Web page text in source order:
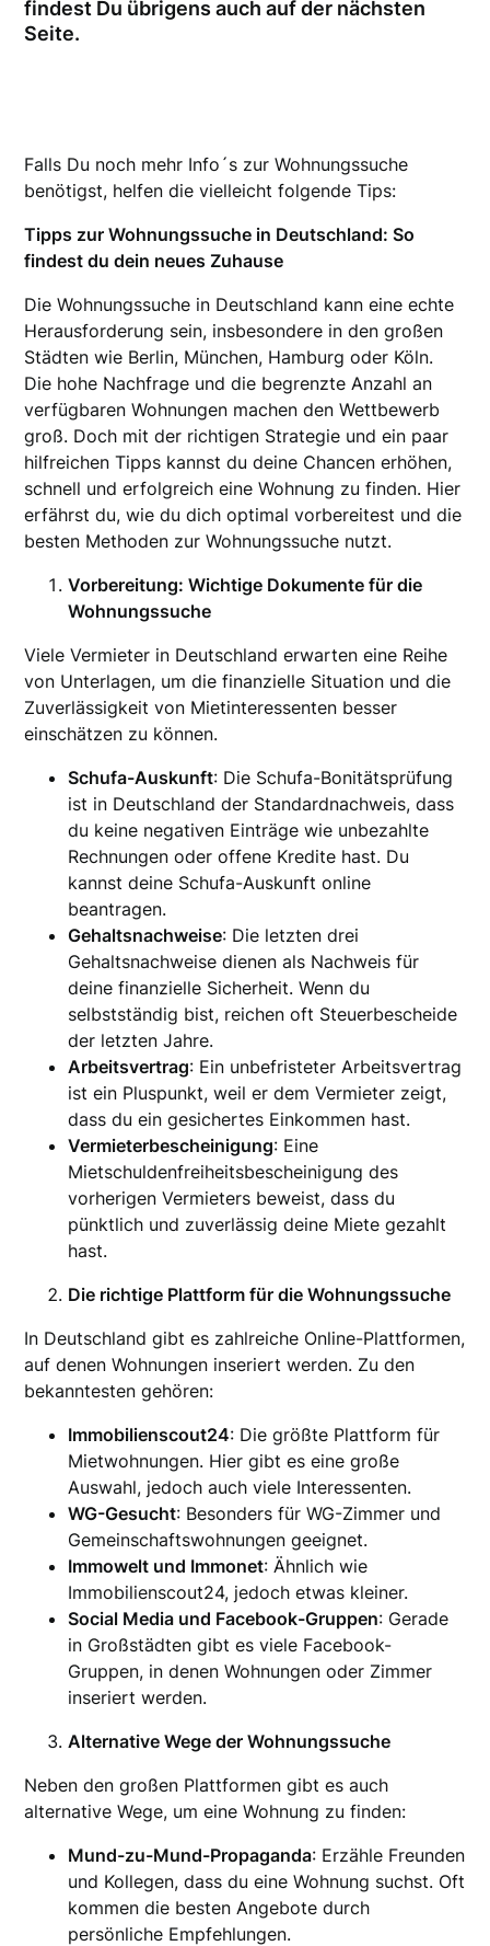
findest Du übrigens auch auf der nächsten
Seite.
Falls Du noch mehr Info´s zur Wohnungssuche
benötigst, helfen die vielleicht folgende Tips:
Tipps zur Wohnungssuche in Deutschland: So
findest du dein neues Zuhause
Die Wohnungssuche in Deutschland kann eine echte
Herausforderung sein, insbesondere in den großen
Städten wie Berlin, München, Hamburg oder Köln.
Die hohe Nachfrage und die begrenzte Anzahl an
verfügbaren Wohnungen machen den Wettbewerb
groß. Doch mit der richtigen Strategie und ein paar
hilfreichen Tipps kannst du deine Chancen erhöhen,
schnell und erfolgreich eine Wohnung zu finden. Hier
erfährst du, wie du dich optimal vorbereitest und die
besten Methoden zur Wohnungssuche nutzt.
Vorbereitung: Wichtige Dokumente für die
Wohnungssuche
Viele Vermieter in Deutschland erwarten eine Reihe
von Unterlagen, um die finanzielle Situation und die
Zuverlässigkeit von Mietinteressenten besser
einschätzen zu können.
Schufa-Auskunft: Die Schufa-Bonitätsprüfung
ist in Deutschland der Standardnachweis, dass
du keine negativen Einträge wie unbezahlte
Rechnungen oder offene Kredite hast. Du
kannst deine Schufa-Auskunft online
beantragen.
Gehaltsnachweise: Die letzten drei
Gehaltsnachweise dienen als Nachweis für
deine finanzielle Sicherheit. Wenn du
selbstständig bist, reichen oft Steuerbescheide
der letzten Jahre.
Arbeitsvertrag: Ein unbefristeter Arbeitsvertrag
ist ein Pluspunkt, weil er dem Vermieter zeigt,
dass du ein gesichertes Einkommen hast.
Vermieterbescheinigung: Eine
Mietschuldenfreiheitsbescheinigung des
vorherigen Vermieters beweist, dass du
pünktlich und zuverlässig deine Miete gezahlt
hast.
Die richtige Plattform für die Wohnungssuche
In Deutschland gibt es zahlreiche Online-Plattformen,
auf denen Wohnungen inseriert werden. Zu den
bekanntesten gehören:
Immobilienscout24: Die größte Plattform für
Mietwohnungen. Hier gibt es eine große
Auswahl, jedoch auch viele Interessenten.
WG-Gesucht: Besonders für WG-Zimmer und
Gemeinschaftswohnungen geeignet.
Immowelt und Immonet: Ähnlich wie
Immobilienscout24, jedoch etwas kleiner.
Social Media und Facebook-Gruppen: Gerade
in Großstädten gibt es viele Facebook-
Gruppen, in denen Wohnungen oder Zimmer
inseriert werden.
Alternative Wege der Wohnungssuche
Neben den großen Plattformen gibt es auch
alternative Wege, um eine Wohnung zu finden:
Mund-zu-Mund-Propaganda: Erzähle Freunden
und Kollegen, dass du eine Wohnung suchst. Oft
kommen die besten Angebote durch
persönliche Empfehlungen.